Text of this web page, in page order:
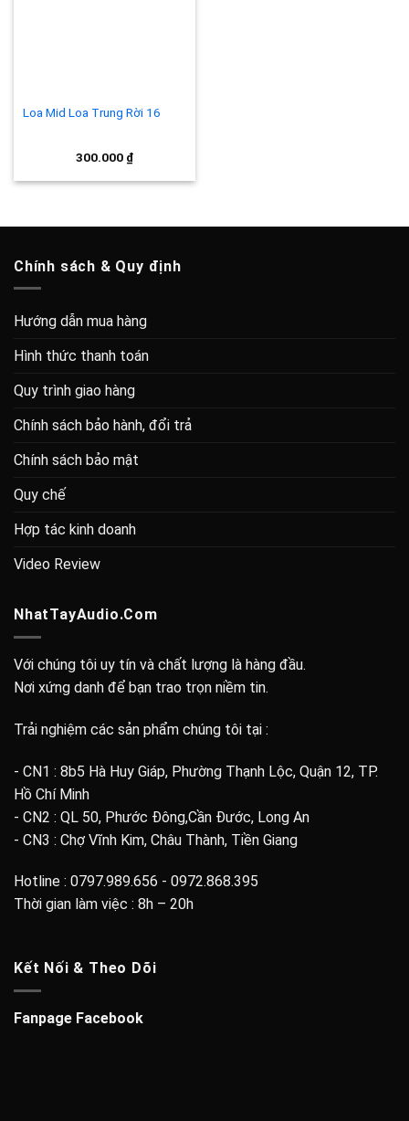
Loa Mid Loa Trung Rời 16
300.000 ₫
Chính sách & Quy định
Hướng dẫn mua hàng
Hình thức thanh toán
Quy trình giao hàng
Chính sách bảo hành, đổi trả
Chính sách bảo mật
Quy chế
Hợp tác kinh doanh
Video Review
NhatTayAudio.Com
Với chúng tôi uy tín và chất lượng là hàng đầu.
Nơi xứng danh để bạn trao trọn niềm tin.
Trải nghiệm các sản phẩm chúng tôi tại :
- CN1 : 8b5 Hà Huy Giáp, Phường Thạnh Lộc, Quận 12, TP.
Hồ Chí Minh
- CN2 : QL 50, Phước Đông,Cần Đước, Long An
- CN3 : Chợ Vĩnh Kim, Châu Thành, Tiền Giang
Hotline : 0797.989.656 - 0972.868.395
Thời gian làm việc : 8h – 20h
Kết Nối & Theo Dõi
Fanpage Facebook